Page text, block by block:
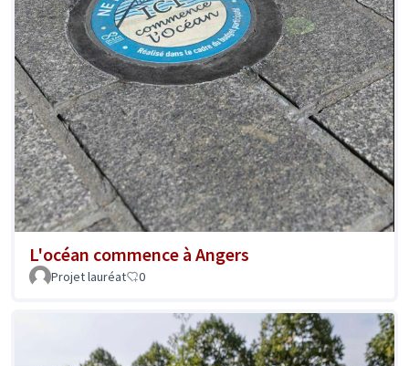
L'océan commence à Angers
Projet lauréat 0